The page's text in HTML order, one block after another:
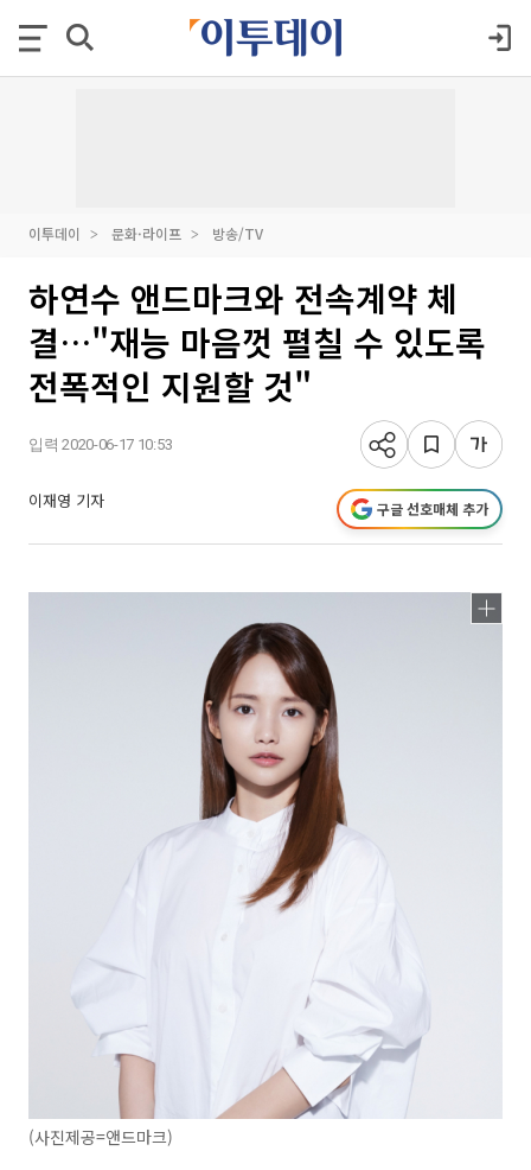
이투데이 문화·라이프 방송/TV
하연수 앤드마크와 전속계약 체
결…"재능 마음껏 펼칠 수 있도록
전폭적인 지원할 것"
입력 2020-06-17 10:53
이재영 기자 구글 선호매체 추가
(사진제공=앤드마크)